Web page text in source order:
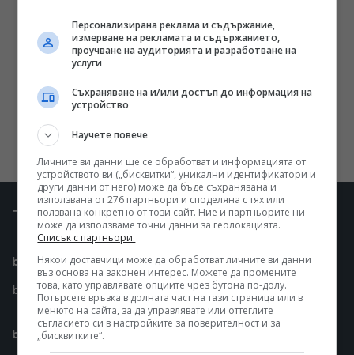
Така преминава световната слава
11:41, 12.05.2022
Твоето БНТ
bnt.bg
bntnews.bg
bntsport.bg
bnt.bg/live
bnt.bg/bnt1
Персонализирана реклама и съдържание,
измерване на рекламата и съдържанието,
проучване на аудиторията и разработване на
услуги
Съхраняване на и/или достъп до информация на
устройство
Научете повече
Личните ви данни ще се обработват и информацията от
устройството ви („бисквитки“, уникални идентификатори и
други данни от него) може да бъде съхранявана и
използвана от 276 партньори и споделяна с тях или
ползвана конкретно от този сайт. Ние и партньорите ни
може да използваме точни данни за геолокацията.
Списък с партньори.
Някои доставчици може да обработват личните ви данни
въз основа на законен интерес. Можете да промените
това, като управлявате опциите чрез бутона по-долу.
Потърсете връзка в долната част на тази страница или в
менюто на сайта, за да управлявате или оттеглите
съгласието си в настройките за поверителност и за
„бисквитките“.